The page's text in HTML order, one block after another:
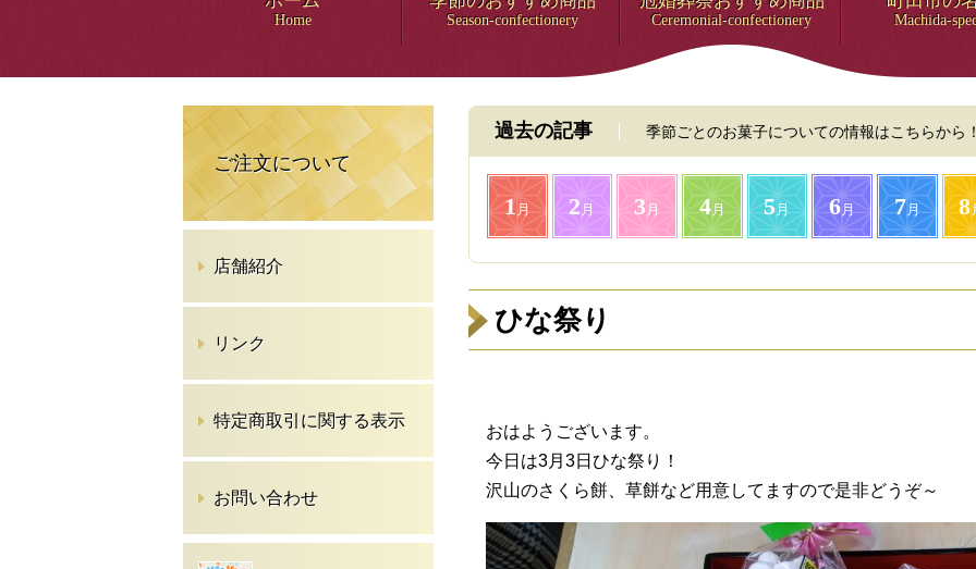
Home Season-confectionery Ceremonial-confectionery Machida-
過去の記事 季節ごとのお菓子についての情報はこちらから
1月 2 月 3 月 4月 5月 6月 7月 8
ひな祭り
おはようございます。
今日は3月3日ひな祭り！
沢山のさくら餅、草餅など用意してますので是非どうぞ～
ご注文について
店舗紹介
リンク
特定商取引に関する表示
お問い合わせ